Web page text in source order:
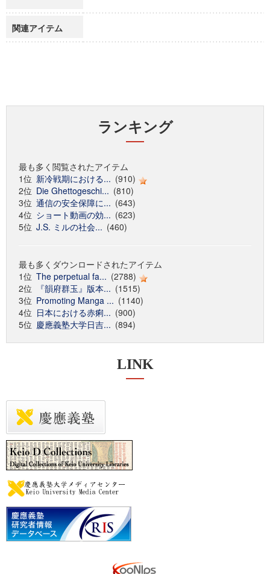
関連アイテム
ランキング
最も多く閲覧されたアイテム
1位 新冷戦期における... (910)
2位 Die Ghettogeschi... (810)
3位 通信の安全保障に... (643)
4位 ショート動画の効... (623)
5位 J.S. ミルの社会... (460)
最も多くダウンロードされたアイテム
1位 The perpetual fa... (2788)
2位
『韻府群玉』版本... (1515)
3位 Promoting Manga ... (1140)
4位 日本における赤痢... (900)
5位 慶應義塾大学日吉... (894)
LINK